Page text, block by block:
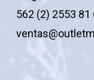
562 (2) 2553 81